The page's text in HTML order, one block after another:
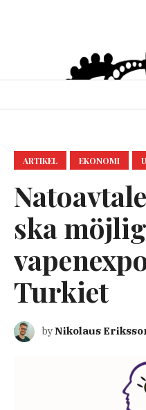
ARTIKEL EKONOMI
ska
Turkiet
byNikolaus